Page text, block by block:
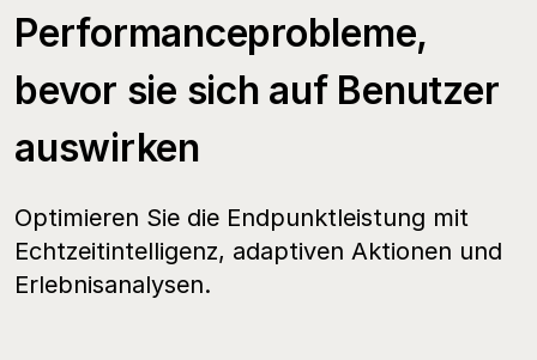
Performanceprobleme,
bevor sie sich auf Benutzer
auswirken
Optimieren Sie die Endpunktleistung mit
Echtzeitintelligenz, adaptiven Aktionen und
Erlebnisanalysen.